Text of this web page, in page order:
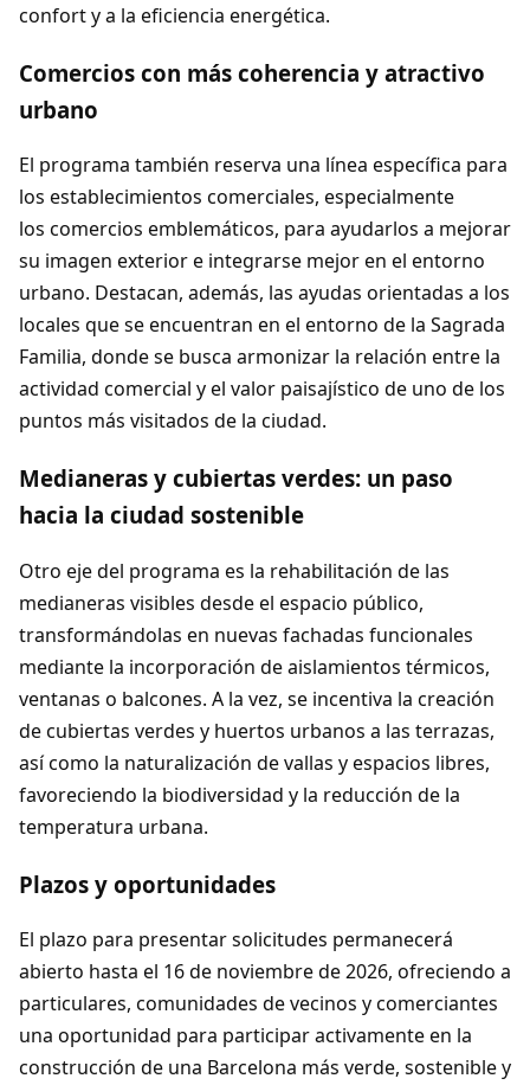
confort y a la eficiencia energética.
Comercios con más coherencia y atractivo
urbano
El programa también reserva una línea específica para
los establecimientos comerciales, especialmente
los comercios emblemáticos, para ayudarlos a mejorar
su imagen exterior e integrarse mejor en el entorno
urbano. Destacan, además, las ayudas orientadas a los
locales que se encuentran en el entorno de la Sagrada
Familia, donde se busca armonizar la relación entre la
actividad comercial y el valor paisajístico de uno de los
puntos más visitados de la ciudad.
Medianeras y cubiertas verdes: un paso
hacia la ciudad sostenible
Otro eje del programa es la rehabilitación de las
medianeras visibles desde el espacio público,
transformándolas en nuevas fachadas funcionales
mediante la incorporación de aislamientos térmicos,
ventanas o balcones. A la vez, se incentiva la creación
de cubiertas verdes y huertos urbanos a las terrazas,
así como la naturalización de vallas y espacios libres,
favoreciendo la biodiversidad y la reducción de la
temperatura urbana.
Plazos y oportunidades
El plazo para presentar solicitudes permanecerá
abierto hasta el 16 de noviembre de 2026, ofreciendo a
particulares, comunidades de vecinos y comerciantes
una oportunidad para participar activamente en la
construcción de una Barcelona más verde, sostenible y